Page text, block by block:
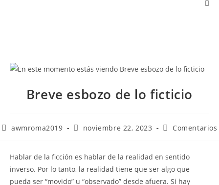
Breve esbozo de lo ficticio
awmroma2019 noviembre 22, 2023 Comentarios
Hablar de la ficción es hablar de la realidad en sentido
inverso. Por lo tanto, la realidad tiene que ser algo que
pueda ser “movido” u “observado” desde afuera. Si hay